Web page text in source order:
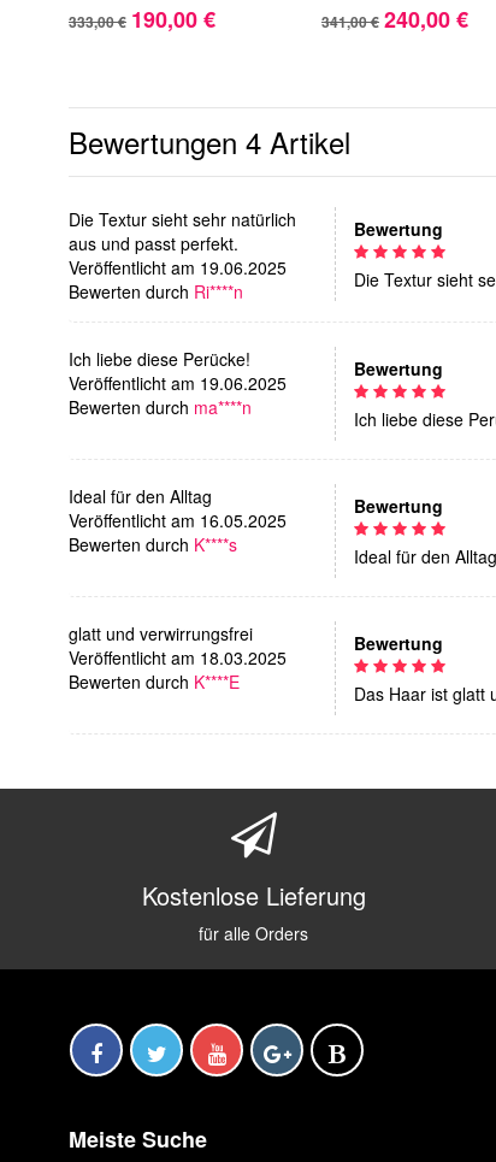
333,00 € 190,00 € 341,00 € 240,00 €
Bewertungen 4 Artikel
Die Textur sieht sehr natürlich
aus und passt perfekt.
Veröffentlicht am 19.06.2025
Bewerten durch Ri****n
Bewertung
Die Textur sieht
Ich liebe diese Perücke!
Veröffentlicht am 19.06.2025
Bewerten durch ma****n
Bewertung
Ich liebe diese
Ideal für den Alltag
Veröffentlicht am 16.05.2025
Bewerten durch K****s
Bewertung
Ideal für den Alltag
glatt und verwirrungsfrei
Veröffentlicht am 18.03.2025
Bewerten durch K****E
Bewertung
Das Haar ist glatt
Kostenlose Lieferung
für alle Orders
Meiste Suche